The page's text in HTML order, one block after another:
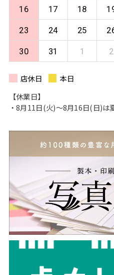
16 17 18
23 24 25
30 31 1 2
店休日
本日
【休業日】
・8月11日(火)〜8月16日(日)は